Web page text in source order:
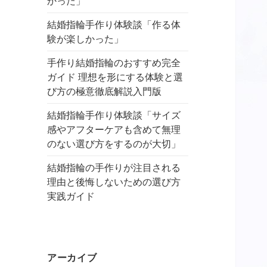
結婚指輪手作り体験談「作る体
験が楽しかった」
手作り結婚指輪のおすすめ完全
ガイド 理想を形にする体験と選
び方の極意徹底解説入門版
結婚指輪手作り体験談「サイズ
感やアフターケアも含めて無理
のない選び方をするのが大切」
結婚指輪の手作りが注目される
理由と後悔しないための選び方
実践ガイド
アーカイブ